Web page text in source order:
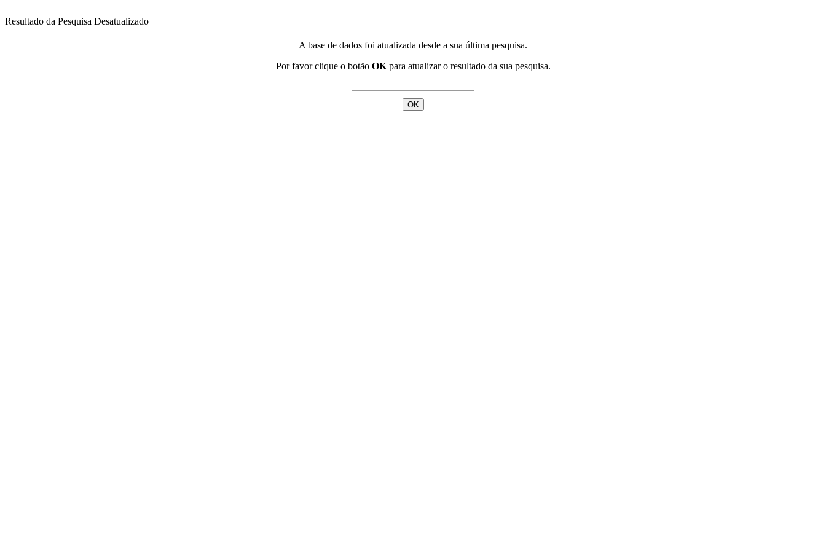
Resultado da Pesquisa Desatualizado
A base de dados foi atualizada desde a sua última pesquisa.
Por favor clique o botão OKpara atualizar o resultado da sua pesquisa.